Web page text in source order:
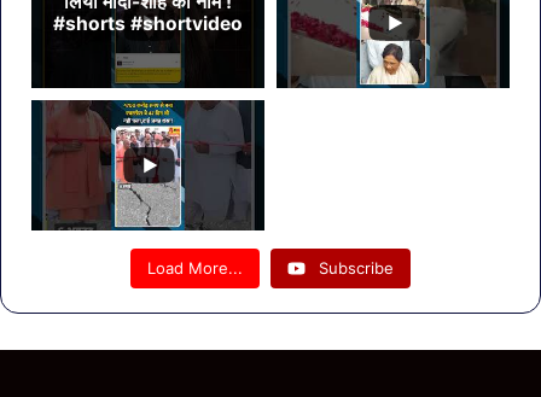
#shorts #shortvideo
Load More... Subscribe